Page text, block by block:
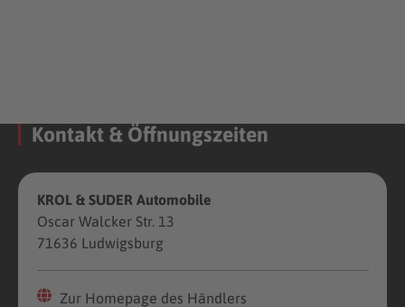
Kontakt & Öffnungszeiten
KROL & SUDER Automobile
Oscar Walcker Str. 13
71636 Ludwigsburg
Zur Homepage des Händlers